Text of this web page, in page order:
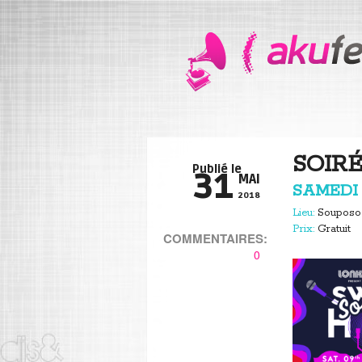
Publié le
31 MAI
2018
COMMENTAIRES:
0
SAMEDI
Lieu: Souposo
Prix: Gratuit